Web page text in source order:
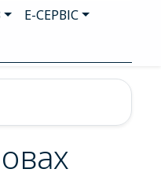
Е-СЕРВІС